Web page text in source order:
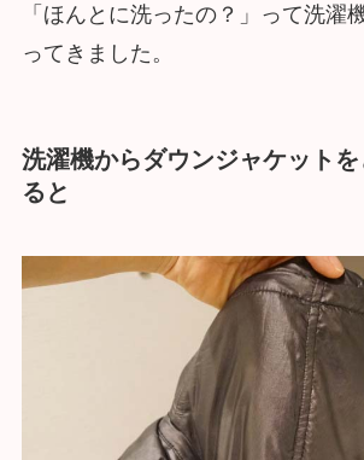
「ほんとに洗ったの？」って洗濯
ってきました。
洗濯機からダウンジャケット
ると